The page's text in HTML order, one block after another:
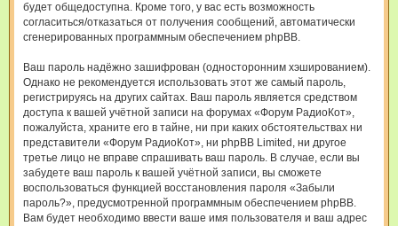
будет общедоступна. Кроме того, у вас есть возможность
согласиться/отказаться от получения сообщений, автоматически
сгенерированных программным обеспечением phpBB.
Ваш пароль надёжно зашифрован (односторонним хэшированием).
Однако не рекомендуется использовать этот же самый пароль,
регистрируясь на других сайтах. Ваш пароль является средством
доступа к вашей учётной записи на форумах «Форум РадиоКот»,
пожалуйста, храните его в тайне, ни при каких обстоятельствах ни
представители «Форум РадиоКот», ни phpBB Limited, ни другое
третье лицо не вправе спрашивать ваш пароль. В случае, если вы
забудете ваш пароль к вашей учётной записи, вы сможете
воспользоваться функцией восстановления пароля «Забыли
пароль?», предусмотренной программным обеспечением phpBB.
Вам будет необходимо ввести ваше имя пользователя и ваш адрес